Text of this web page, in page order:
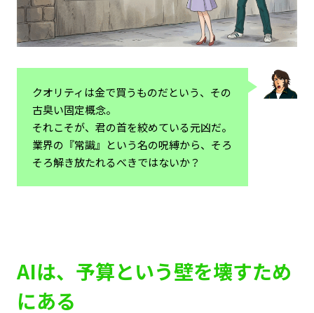
クオリティは金で買うものだという、その
古臭い固定概念。
それこそが、君の首を絞めている元凶だ。
業界の『常識』という名の呪縛から、そろ
そろ解き放たれるべきではないか？
AIは、予算という壁を壊すため
にある